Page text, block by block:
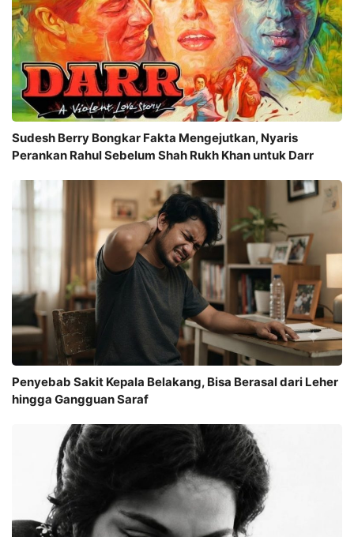
Sudesh Berry Bongkar Fakta Mengejutkan, Nyaris
Perankan Rahul Sebelum Shah Rukh Khan untuk Darr
Penyebab Sakit Kepala Belakang, Bisa Berasal dari Leher
hingga Gangguan Saraf